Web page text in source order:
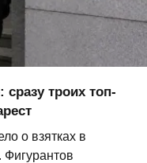
троих топ-
о взятках в
Фигурантов